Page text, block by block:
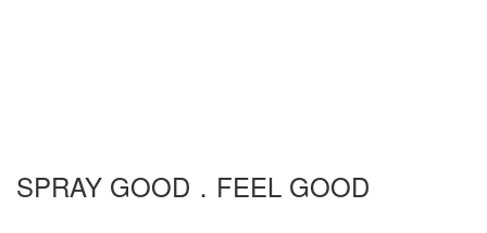
SPRAY GOOD．FEEL GOOD